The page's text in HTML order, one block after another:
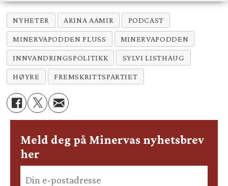
NYHETER ARINA AAMIR PODCAST
MINERVAPODDEN PLUSS MINERVAPODDEN
INNVANDRINGSPOLITIKK SYLVI LISTHAUG
HØYRE FREMSKRITTSPARTIET
Meld deg på Minervas nyhetsbrev
her